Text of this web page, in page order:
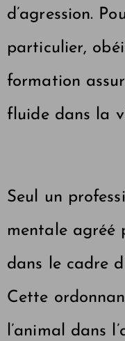
d’agression.
particulier,
formation
fluide dans la
Seul un
mentale agréé
dans le cadre
Cette
l’animal dans